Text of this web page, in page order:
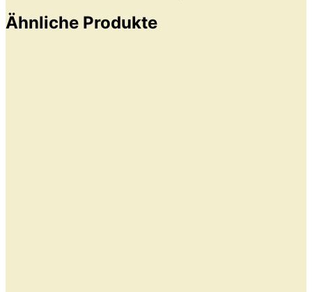
Ähnliche Produkte